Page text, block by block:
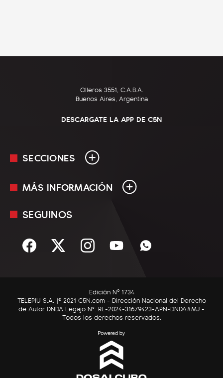
Olleros 3551, C.A.B.A.
Buenos Aires, Argentina
DESCARGATE LA APP DE C5N
SECCIONES
En Vivo
Sociedad
C5N Autos
RatingCero
MÁS INFORMACIÓN
Mediakit
Términos y condiciones
SEGUINOS
Edición Nº 1734
TELEPIU S.A. |© 2021 C5N.com - Dirección Nacional del Derecho
de Autor DNDA Legajo N°: RL-2024-31679423-APN-DNDA#MJ -
Todos los derechos reservados.